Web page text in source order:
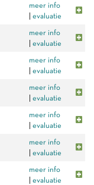
meer info
evaluatie
meer info
evaluatie
meer info
evaluatie
meer info
evaluatie
meer info
evaluatie
meer info
evaluatie
meer info
evaluatie